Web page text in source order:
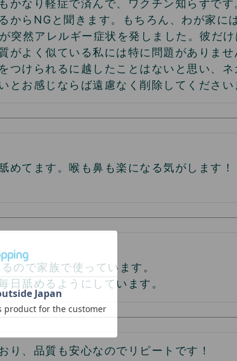
かなり軽症で済んで、ワクチン知らずです
からNGと聞きます。もちろん、わが家に
突然アレルギー症状を発しました。彼だけ
がよく似ている私には特に問題がありま
つけられるに越したことはないと思い、
お感じならば遠慮なく削除してください
めてます。喉も鼻も楽になる気がします！
ので家族で使っています。
日舐めるようにしています。
り、品質も安心なのでリピートです！